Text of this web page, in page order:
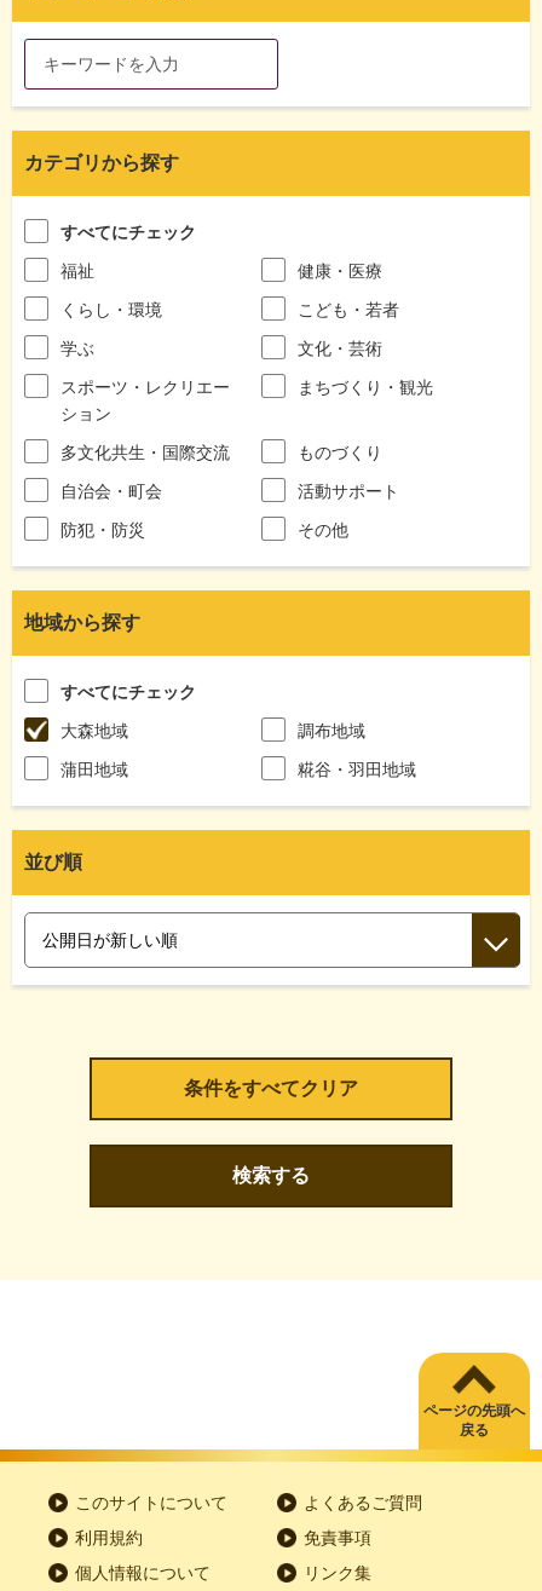
カテゴリから探す
すべてにチェック
福祉
健康・医療
くらし・環境
こども・若者
学ぶ
文化・芸術
スポーツ・レクリエー
ション
まちづくり・観光
多文化共生・国際交流
ものづくり
自治会・町会
活動サポート
防犯・防災
その他
地域から探す
すべてにチェック
大森地域
調布地域
蒲田地域
糀谷・羽田地域
並び順
検索する
ページの先頭へ
戻る
このサイトについて
よくあるご質問
利用規約
免責事項
個人情報について
リンク集